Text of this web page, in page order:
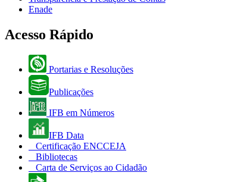
Enade
Acesso Rápido
Portarias e Resoluções
Publicações
IFB em Números
IFB Data
Certificação ENCCEJA
Bibliotecas
Carta de Serviços ao Cidadão